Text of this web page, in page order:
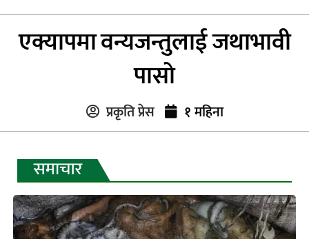
एक्यापमा वन्यजन्तुलाई जथाभावी
पासो
प्रकृति प्रेस १ महिना